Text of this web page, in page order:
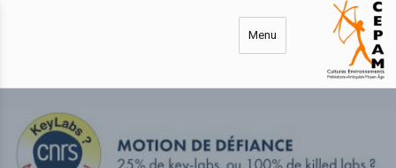
Menu